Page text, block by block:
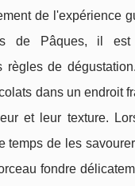
de l'expérience
de Pâques, il est
règles de
dans un endroit
et leur texture.
temps de les
fondre